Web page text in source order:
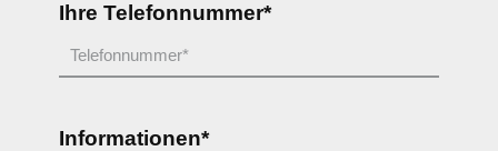
Ihre Telefonnummer*
Informationen*